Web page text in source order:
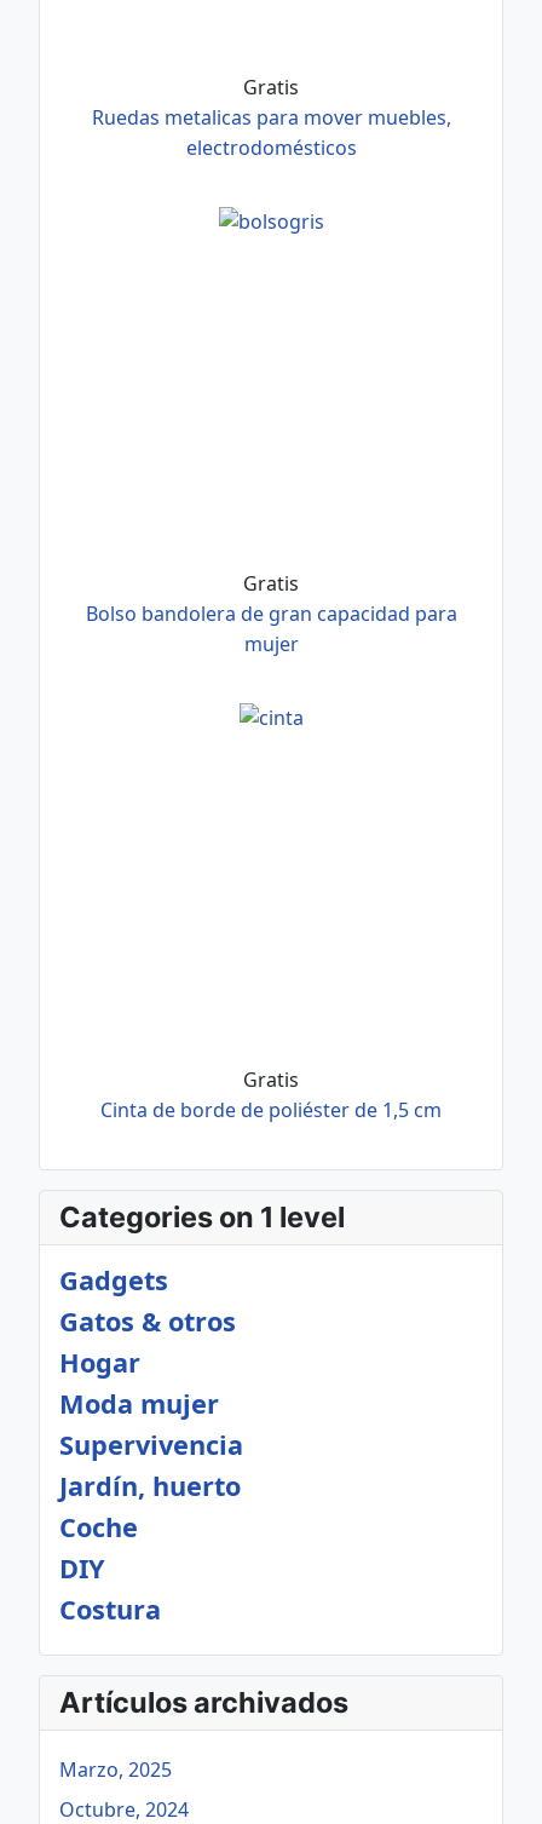
Gratis
Ruedas metalicas para mover muebles,
electrodomésticos
Gratis
Bolso bandolera de gran capacidad para
mujer
Gratis
Cinta de borde de poliéster de 1,5 cm
Categories on 1 level
Gadgets
Gatos & otros
Hogar
Moda mujer
Supervivencia
Jardín, huerto
Coche
DIY
Costura
Artículos archivados
Marzo, 2025
Octubre, 2024